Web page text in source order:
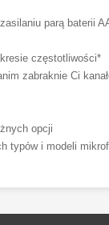
parą baterii
częstotliwości*
zabraknie Ci
opcji
i modeli